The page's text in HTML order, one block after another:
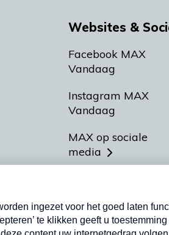
Websites &
Facebook MAX
Vandaag
Instagram MAX
Vandaag
MAX op sociale
media
Meldpunt Actueel